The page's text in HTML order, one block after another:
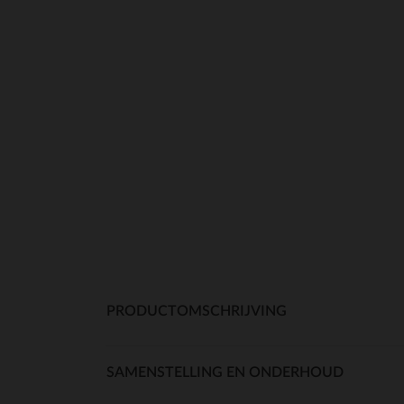
PRODUCTOMSCHRIJVING
SAMENSTELLING EN ONDERHOUD